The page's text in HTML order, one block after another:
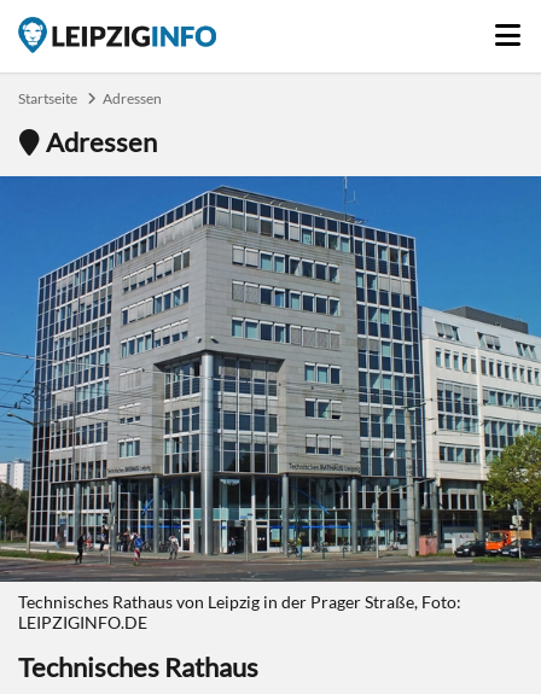
Startseite Adressen
Adressen
Technisches Rathaus von Leipzig in der Prager Straße, Foto:
LEIPZIGINFO.DE
Technisches Rathaus